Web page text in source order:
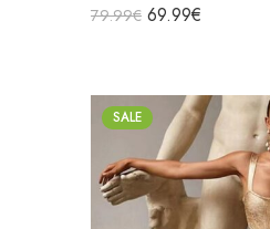
79.99€ 69.99€
SALE